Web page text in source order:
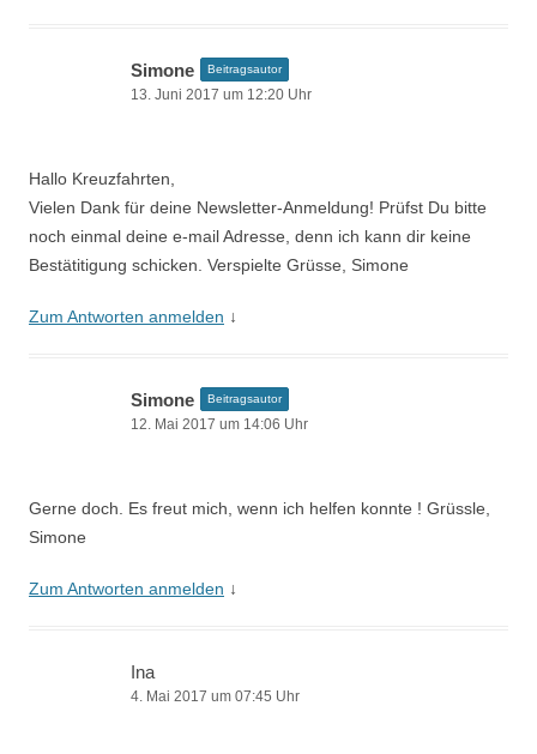
Simone Beitragsautor
13. Juni 2017 um 12:20 Uhr
Hallo Kreuzfahrten,
Vielen Dank für deine Newsletter-Anmeldung! Prüfst Du bitte
noch einmal deine e-mail Adresse, denn ich kann dir keine
Bestätitigung schicken. Verspielte Grüsse, Simone
Zum Antworten anmelden ↓
Simone Beitragsautor
12. Mai 2017 um 14:06 Uhr
Gerne doch. Es freut mich, wenn ich helfen konnte ! Grüssle,
Simone
Zum Antworten anmelden ↓
Ina
4. Mai 2017 um 07:45 Uhr